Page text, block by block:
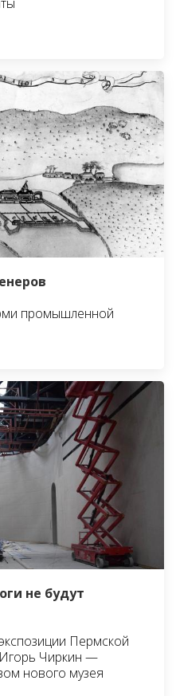
промышленной
не будут
Пермской
Чиркин —
нового музея